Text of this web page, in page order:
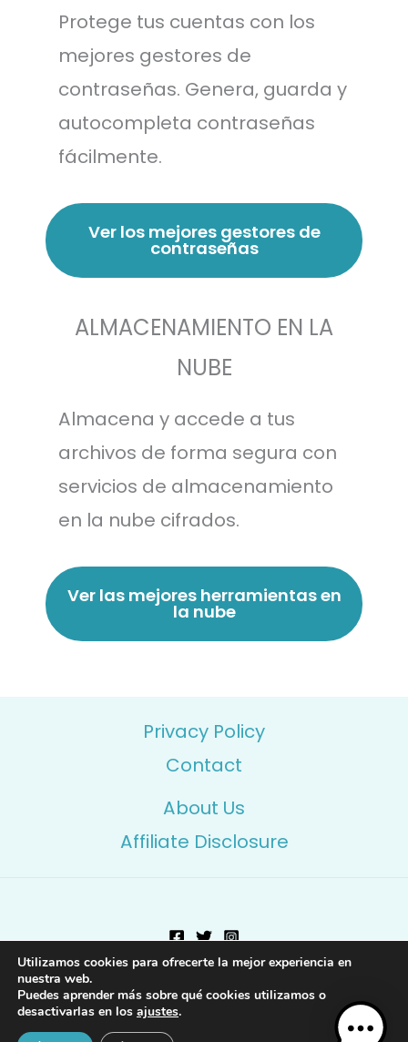
Protege tus cuentas con los
mejores gestores de
contraseñas. Genera, guarda y
autocompleta contraseñas
fácilmente.
Ver los mejores gestores de
contraseñas
ALMACENAMIENTO EN LA
NUBE
Almacena y accede a tus
archivos de forma segura con
servicios de almacenamiento
en la nube cifrados.
Ver las mejores herramientas en
la nube
Privacy Policy
Contact
About Us
Affiliate Disclosure
Copyright © 2026 Affiliatescookies.com | Powered by
Affiliatescookies.com
Utilizamos cookies para ofrecerte la mejor experiencia en
nuestra web.
Puedes aprender más sobre qué cookies utilizamos o
desactivarlas en los ajustes.